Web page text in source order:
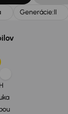
Generácie:II